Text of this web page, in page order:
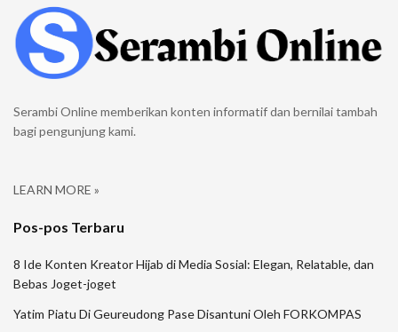
Serambi Online memberikan konten informatif dan bernilai tambah
bagi pengunjung kami.
LEARN MORE »
Pos-pos Terbaru
8 Ide Konten Kreator Hijab di Media Sosial: Elegan, Relatable, dan
Bebas Joget-joget
Yatim Piatu Di Geureudong Pase Disantuni Oleh FORKOMPAS